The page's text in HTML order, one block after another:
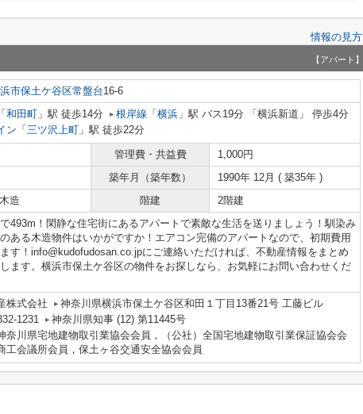
情報の見方
【アパート】
市保土ケ谷区常盤台16-6
「 和田町 」駅 徒歩14分 根岸線 「 横浜 」駅 バス19分 「横浜新道」 停歩4分
ン 「 三ツ沢上町 」駅 徒歩22分
管理費・共益費
1,000円
築年月（築年数）
1990年 12月 ( 築35年 )
造 階建 2階建
493m！閑静な住宅街にあるアパートで素敵な生活を送りましょう！馴染み
ある木造物件はいかがですか！エアコン完備のアパートなので、初期費用
す！info@kudofudosan.co.jpにご連絡いただければ、不動産情報をまとめ
ます。横浜市保土ケ谷区の物件をお探しなら、お気軽にお問い合わせくだ
株式会社
神奈川県横浜市保土ケ谷区和田１丁目13番21号 工藤ビル
1231
神奈川県知事 (12) 第11445号
奈川県宅地建物取引業協会会員，（公社）全国宅地建物取引業保証協会会
工会議所会員，保土ヶ谷交通安全協会会員